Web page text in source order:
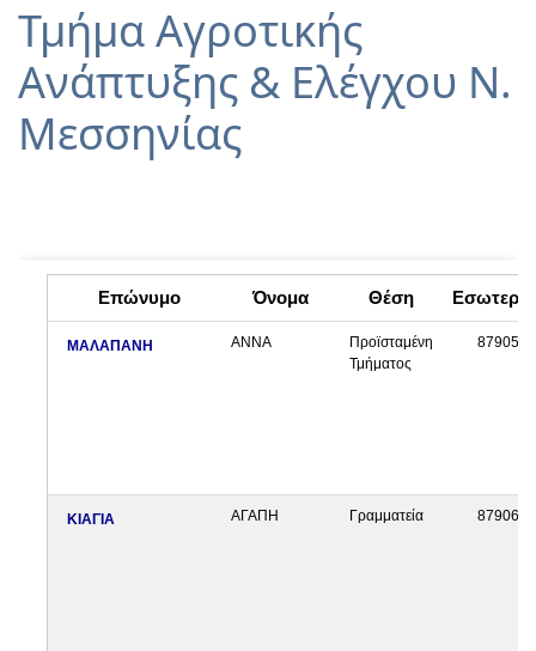
Τμήμα Αγροτικής
Ανάπτυξης & Ελέγχου Ν.
Μεσσηνίας